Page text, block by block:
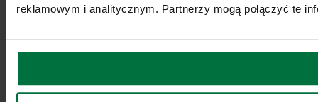
reklamowym i analitycznym. Partnerzy mogą połączyć te